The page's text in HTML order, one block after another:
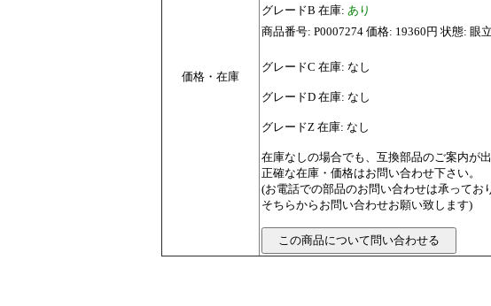
価格・在庫
グレードB 在庫: あり
商品番号: P0007274 価格: 19360円 状態: 眼
グレードC 在庫: なし
グレードD 在庫: なし
グレードZ 在庫: なし
在庫なしの場合でも、互換部品のご案内が
正確な在庫・価格はお問い合わせ下さい。
(お電話での部品のお問い合わせは承ってお
そちらからお問い合わせお願い致します)